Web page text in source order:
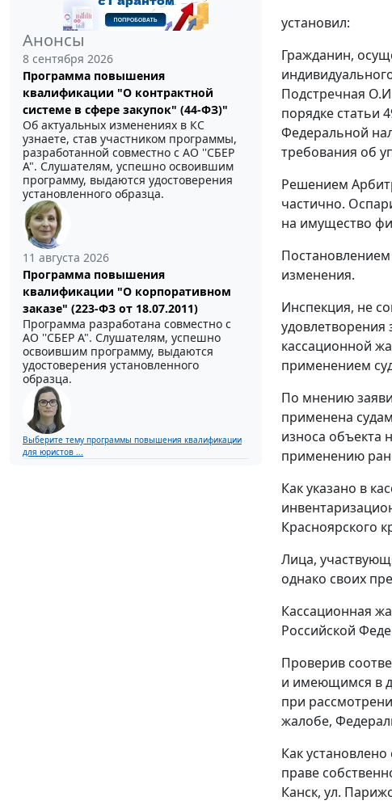
Анонсы
8 сентября 2026
Программа повышения
квалификации "О контрактной
системе в сфере закупок" (44-ФЗ)"
Об актуальных изменениях в КС
узнаете, став участником программы,
разработанной совместно с АО ''СБЕР
А". Слушателям, успешно освоившим
программу, выдаются удостоверения
установленного образца.
11 августа 2026
Программа повышения
квалификации "О корпоративном
заказе" (223-ФЗ от 18.07.2011)
Программа разработана совместно с
АО ''СБЕР А". Слушателям, успешно
освоившим программу, выдаются
удостоверения установленного
образца.
Выберите тему программы повышения квалификации
для юристов ...
установил:
Гражданин,
Подстречная
порядке статьи
Федеральной
требования об
Решением
частично.
на имущество
Постановлением
изменения.
Инспекция, не
удовлетворения
кассационной
применением
По мнению
применена
износа объекта
применению
Как указано в
Красноярского
Лица,
однако своих
Кассационная
Российской
Проверив
и имеющимся в
при
жалобе,
Как
праве
Канск, ул.